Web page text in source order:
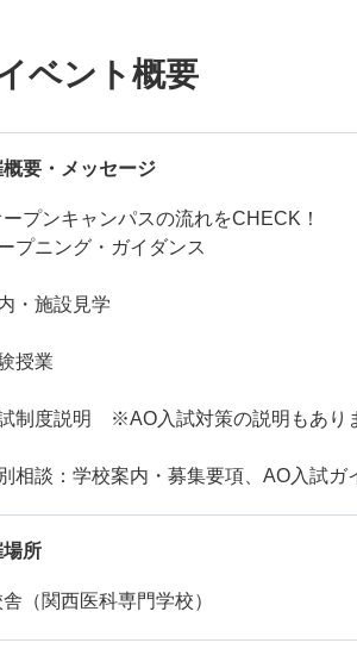
ベント概要
概要・メッセージ
プンキャンパスの流れをCHECK！
プニング・ガイダンス
・施設見学
授業
制度説明 ※AO入試対策の説明もあり
相談：学校案内・募集要項、AO入試ガ
場所
（関西医科専門学校）